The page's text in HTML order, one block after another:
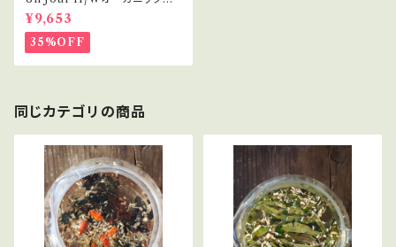
トン ヘンリーネック
¥9,653
35%OFF
同じカテゴリの商品